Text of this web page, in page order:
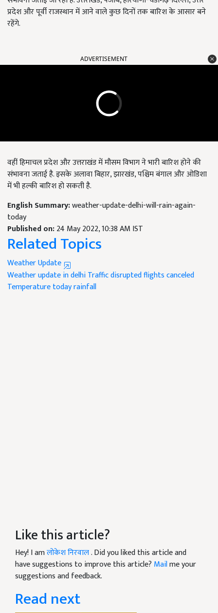
प्रदेश और पूर्वी राजस्थान में आने वाले कुछ दिनों तक बारिश के आसार बने
रहेंगे.
ADVERTISEMENT
वहीं हिमाचल प्रदेश और उत्तराखंड में मौसम विभाग ने भारी बारिश होने की
संभावना जताई है. इसके अलावा बिहार, झारखंड, पश्चिम बंगाल और ओडिशा
में भी हल्की बारिश हो सकती है.
English Summary:weather-update-delhi-will-rain-again-
today
Published on:24 May 2022, 10:38 AM IST
Related Topics
Weather Update
Weather update in delhiTraffic disruptedflights canceled
Temperaturetoday rainfall
Like this article?
Hey! I amलोकेश निरवाल. Did you liked this article and
have suggestions to improve this article? Mailme your
suggestions and feedback.
Read next